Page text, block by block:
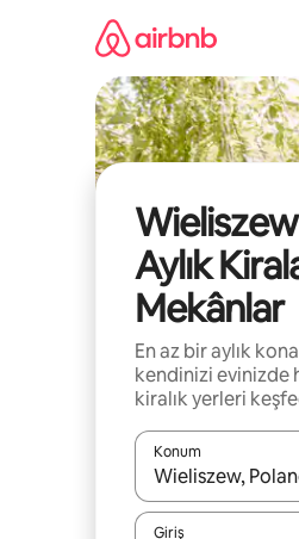
Aylık
Mekânlar
En az bir aylık
kendinizi evinizde
kiralık yerleri
Konum
Sonuçlar
Giriş